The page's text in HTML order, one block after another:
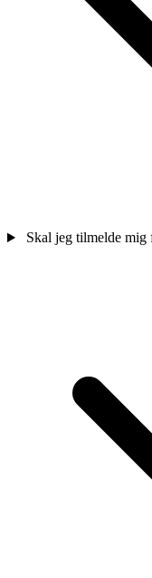
Skal jeg tilmelde mig